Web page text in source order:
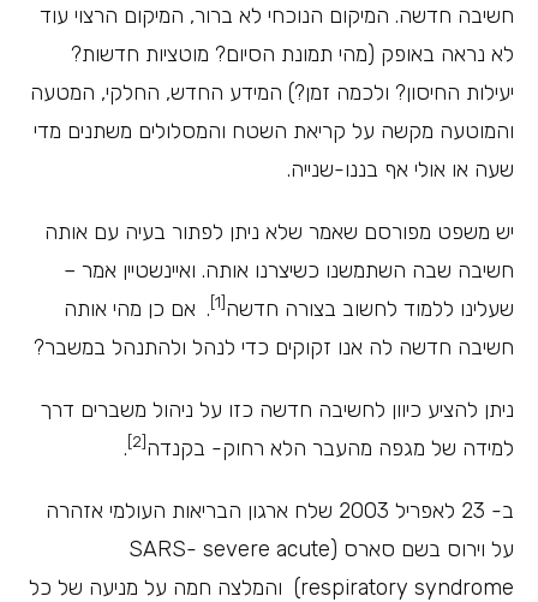
חשיבה חדשה. המיקום הנוכחי לא ברור, המיקום הרצוי עוד
לא נראה באופק (מהי תמונת הסיום? מוטציות חדשות?
יעילות החיסון? ולכמה זמן?) המידע החדש, החלקי, המטעה
והמוטעה מקשה על קריאת השטח והמסלולים משתנים מדי
שעה או אולי אף בננו-שנייה.
יש משפט מפורסם שאמר שלא ניתן לפתור בעיה עם אותה
חשיבה שבה השתמשנו כשיצרנו אותה. ואיינשטיין אמר –
שעלינו ללמוד לחשוב בצורה חדשה[1]
. אם כן מהי אותה
חשיבה חדשה לה אנו זקוקים כדי לנהל ולהתנהל במשבר?
ניתן להציע כיוון לחשיבה חדשה כזו על ניהול משברים דרך
למידה של מגפה מהעבר הלא רחוק- בקנדה[2]
.
ב- 23 לאפריל 2003 שלח ארגון הבריאות העולמי אזהרה
על וירוס בשם סארס (SARS- severe acute
respiratory syndrome) והמלצה חמה על מניעה של כל